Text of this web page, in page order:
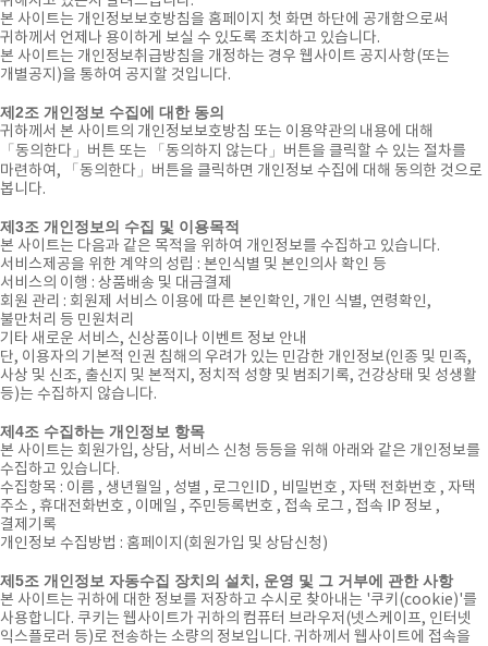
본 사이트는 개인정보보호방침을 홈페이지 첫 화면 하단에 공개함으로써
귀하께서 언제나 용이하게 보실 수 있도록 조치하고 있습니다.
본 사이트는 개인정보취급방침을 개정하는 경우 웹사이트 공지사항(또는
개별공지)을 통하여 공지할 것입니다.
제2조 개인정보 수집에 대한 동의
귀하께서 본 사이트의 개인정보보호방침 또는 이용약관의 내용에 대해
「동의한다」버튼 또는 「동의하지 않는다」버튼을 클릭할 수 있는 절차를
마련하여, 「동의한다」버튼을 클릭하면 개인정보 수집에 대해 동의한 것으로
봅니다.
제3조 개인정보의 수집 및 이용목적
본 사이트는 다음과 같은 목적을 위하여 개인정보를 수집하고 있습니다.
서비스제공을 위한 계약의 성립 : 본인식별 및 본인의사 확인 등
서비스의 이행 : 상품배송 및 대금결제
회원 관리 : 회원제 서비스 이용에 따른 본인확인, 개인 식별, 연령확인,
불만처리 등 민원처리
기타 새로운 서비스, 신상품이나 이벤트 정보 안내
단, 이용자의 기본적 인권 침해의 우려가 있는 민감한 개인정보(인종 및 민족,
사상 및 신조, 출신지 및 본적지, 정치적 성향 및 범죄기록, 건강상태 및 성생활
등)는 수집하지 않습니다.
제4조 수집하는 개인정보 항목
본 사이트는 회원가입, 상담, 서비스 신청 등등을 위해 아래와 같은 개인정보를
수집하고 있습니다.
수집항목 : 이름 , 생년월일 , 성별 , 로그인ID , 비밀번호 , 자택 전화번호 , 자택
주소 , 휴대전화번호 , 이메일 , 주민등록번호 , 접속 로그 , 접속 IP 정보 ,
결제기록
개인정보 수집방법 : 홈페이지(회원가입 및 상담신청)
제5조 개인정보 자동수집 장치의 설치, 운영 및 그 거부에 관한 사항
본 사이트는 귀하에 대한 정보를 저장하고 수시로 찾아내는 '쿠키(cookie)'를
사용합니다. 쿠키는 웹사이트가 귀하의 컴퓨터 브라우저(넷스케이프, 인터넷
익스플로러 등)로 전송하는 소량의 정보입니다. 귀하께서 웹사이트에 접속을